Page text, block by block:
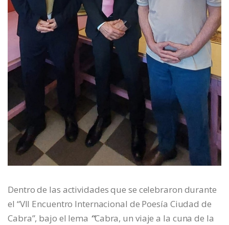
Dentro de las actividades que se celebraron durante
el “VII Encuentro Internacional de Poesía Ciudad de
Cabra”, bajo el lema “Cabra, un viaje a la cuna de la